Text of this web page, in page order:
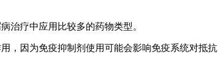
治疗中应用比较多的药物类型。
，因为免疫抑制剂使用可能会影响免疫系统对抵抗